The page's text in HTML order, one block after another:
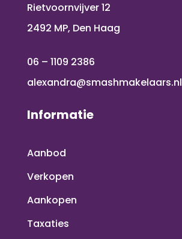
Rietvoornvijver 12
2492 MP, Den Haag
06 – 1109 2386
alexandra@smashmakelaars.nl
Informatie
Aanbod
Verkopen
Aankopen
Taxaties